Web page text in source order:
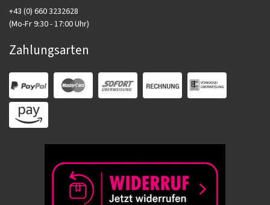
+43 (0) 660 3232628
(Mo-Fr 9:30 - 17:00 Uhr)
Zahlungsarten